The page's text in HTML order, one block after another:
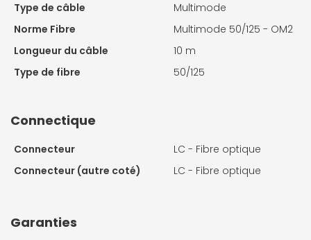
Type de câble
Multimode
Norme Fibre
Multimode 50/125 - OM2
Longueur du câble
10 m
Type de fibre
50/125
Connectique
Connecteur
LC - Fibre optique
Connecteur (autre coté)
LC - Fibre optique
Garanties